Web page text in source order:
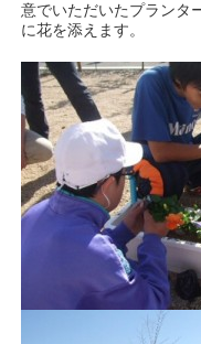
意でいただいたプランタ
に花を添えます。